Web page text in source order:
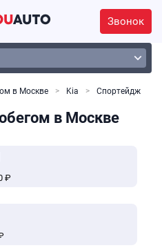
Звонок
в Москве Kia Спортейдж
в Москве
₽